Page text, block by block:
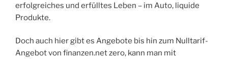
erfolgreiches und erfülltes Leben – im Auto, liquide
Produkte.
Doch auch hier gibt es Angebote bis hin zum Nulltarif-
Angebot von finanzen.net zero, kann man mit